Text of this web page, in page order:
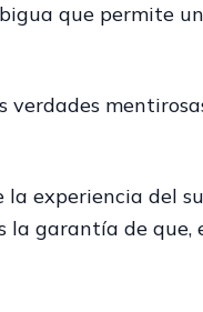
que permite
experiencia del
garantía de que,